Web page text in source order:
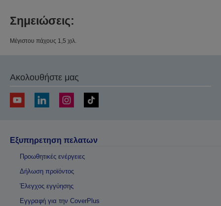
Σημειώσεις:
Μέγιστου πάχους 1,5 χιλ.
Ακολουθήστε μας
Εξυπηρετηση πελατων
Προωθητικές ενέργειες
Δήλωση προϊόντος
Έλεγχος εγγύησης
Εγγραφή για την CoverPlus